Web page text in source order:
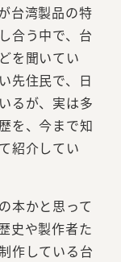
台湾製品の特
合う中で、台
を聞いてい
先住民で、日
るが、実は多
を、今まで知
紹介してい
本かと思って
史や製作者た
作している台